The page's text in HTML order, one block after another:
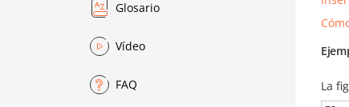
Glosario
Vídeo
FAQ La